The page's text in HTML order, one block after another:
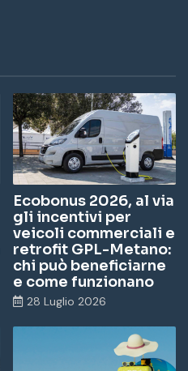
Ecobonus 2026, al via
gli incentivi per
veicoli commerciali e
retrofit GPL-Metano:
chi può beneficiarne
e come funzionano
28 Luglio 2026